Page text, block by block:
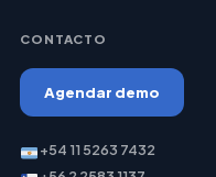
CONTACTO
Agendar demo
+54 11 5263 7432